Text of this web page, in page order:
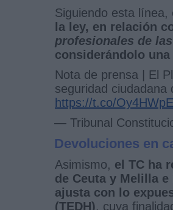
Siguiendo esta línea,
la ley, en relación
profesionales de
considerándolo
Nota de prensa | El
seguridad ciudadana
https://t.co/
— Tribunal
Devoluciones en
Asimismo, el TC ha
de Ceuta y Melilla
ajusta con lo
(TEDH), cuya